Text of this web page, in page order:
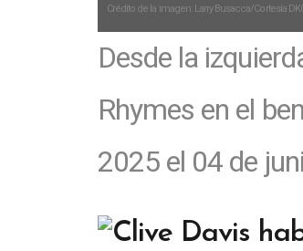
Crédito de la imagen: Larry Busacca/Cortesía
Desde la
Rhymes en el
2025 el 04 de